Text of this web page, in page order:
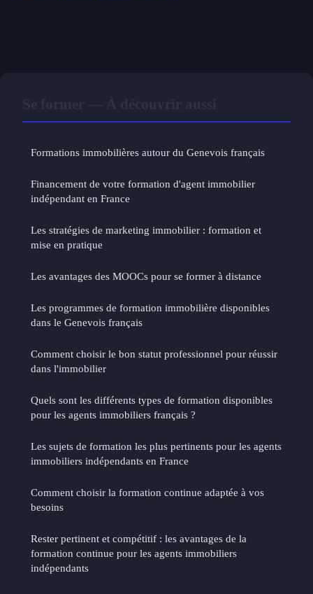
Formations immobilières autour du Genevois français
Financement de votre formation d'agent immobilier
indépendant en France
Les stratégies de marketing immobilier : formation et
mise en pratique
Les avantages des MOOCs pour se former à distance
Les programmes de formation immobilière disponibles
dans le Genevois français
Comment choisir le bon statut professionnel pour réussir
dans l'immobilier
Quels sont les différents types de formation disponibles
pour les agents immobiliers français ?
Les sujets de formation les plus pertinents pour les agents
immobiliers indépendants en France
Comment choisir la formation continue adaptée à vos
besoins
Rester pertinent et compétitif : les avantages de la
formation continue pour les agents immobiliers
indépendants